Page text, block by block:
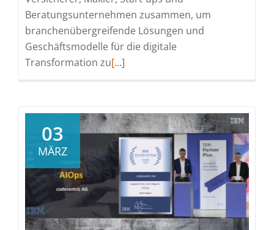
Beratungsunternehmen zusammen, um
branchenübergreifende Lösungen und
Geschäftsmodelle für die digitale
Transformation zuRead
auf
der
insureNXT
in
Köln
[…]
03
MÄRZ